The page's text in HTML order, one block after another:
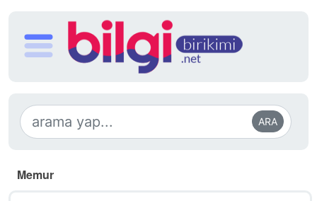
ARA
Memur